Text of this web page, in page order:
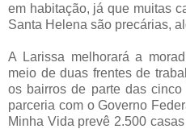
em habitação, já que muitas
Santa Helena são precárias,
A Larissa melhorará a
meio de duas frentes de
os bairros de parte das
parceria com o Governo
Minha Vida prevê 2.500